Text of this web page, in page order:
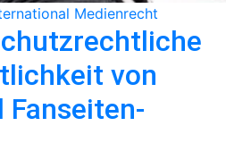
Medienrecht
von
Fanseiten-